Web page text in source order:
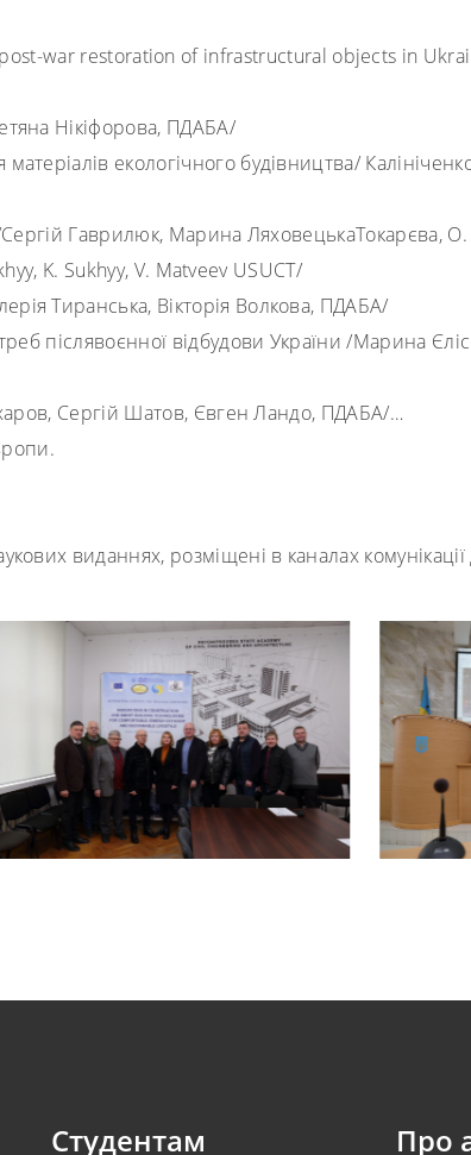
war restoration of infrastructural objects in
Нікіфорова, ПДАБА/
екологічного будівництва/
Сергій Гаврилюк, Марина ЛяховецькаТокарєва,
K. Sukhyy, V. Matveev USUCT/
Тиранська, Вікторія Волкова, ПДАБА/
післявоєнної відбудови України /Марина
Сергій Шатов, Євген Ландо, ПДАБА/…
виданнях, розміщені в каналах
Студентам Про